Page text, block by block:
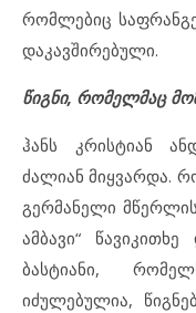
რომლებიც
დაკავშირებული.
წიგნი, რომელმაც
ჰანს კრისტიან
ძალიან მიყვარდა.
გერმანელი
ამბავი“
ბასტიანი,
იძულებულია,